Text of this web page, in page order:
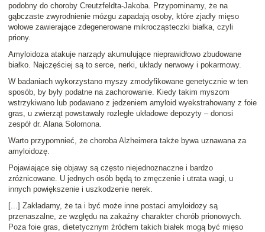
podobny do choroby Creutzfeldta-Jakoba. Przypominamy, że na
gąbczaste zwyrodnienie mózgu zapadają osoby, które zjadły mięso
wołowe zawierające zdegenerowane mikrocząsteczki białka, czyli
priony.
Amyloidoza atakuje narządy akumulujące nieprawidłowo zbudowane
białko . Najczęściej są to serce, nerki, układy nerwowy i pokarmowy.
W badaniach wykorzystano myszy zmodyfikowane genetycznie w ten
sposób, by były podatne na zachorowanie.
Kiedy takim myszom
wstrzykiwano lub podawano z jedzeniem amyloid wyekstrahowany z foie
gras, u zwierząt powstawały rozległe układowe depozyty – donosi
zespół dr. Alana Solomona
Warto przypomnieć, że choroba Alzheimera także bywa uznawana za
amyloidozę.
Pojawiające się objawy są często niejednoznaczne i bardzo
zróżnicowane . U jednych osób będą to zmęczenie i utrata wagi, u
innych powiększenie i uszkodzenie nerek.
[...] Zakładamy, że ta i być może inne postaci amyloidozy są
przenaszalne, ze względu na zakaźny charakter chorób prionowych.
Poza foie gras, dietetycznym źródłem takich białek mogą być mięso